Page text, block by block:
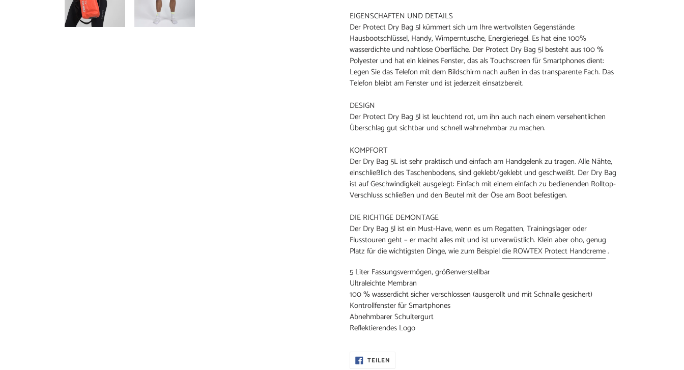
EIGENSCHAFTEN UND DETAILS
Der Protect Dry Bag 5l kümmert sich um Ihre wertvollsten Gegenstände:
Hausbootschlüssel, Handy, Wimperntusche, Energieriegel. Es hat eine 100%
wasserdichte und nahtlose Oberfläche. Der Protect Dry Bag 5l besteht aus 100 %
Polyester und hat ein kleines Fenster, das als Touchscreen für Smartphones dient:
Legen Sie das Telefon mit dem Bildschirm nach außen in das transparente Fach. Das
Telefon bleibt am Fenster und ist jederzeit einsatzbereit.
DESIGN
Der Protect Dry Bag 5l ist leuchtend rot, um ihn auch nach einem versehentlichen
Überschlag gut sichtbar und schnell wahrnehmbar zu machen.
KOMPFORT
Der Dry Bag 5L ist sehr praktisch und einfach am Handgelenk zu tragen. Alle Nähte,
einschließlich des Taschenbodens, sind geklebt/geklebt und geschweißt. Der Dry Bag
ist auf Geschwindigkeit ausgelegt: Einfach mit einem einfach zu bedienenden Rolltop-
Verschluss schließen und den Beutel mit der Öse am Boot befestigen.
DIE RICHTIGE DEMONTAGE
Der Dry Bag 5l ist ein Must-Have, wenn es um Regatten, Trainingslager oder
Flusstouren geht – er macht alles mit und ist unverwüstlich. Klein aber oho, genug
Platz für die wichtigsten Dinge, wie zum Beispieldie ROWTEX Protect Handcreme.
5 Liter Fassungsvermögen, größenverstellbar
Ultraleichte Membran
100 % wasserdicht sicher verschlossen (ausgerollt und mit Schnalle gesichert)
Kontrollfenster für Smartphones
Abnehmbarer Schultergurt
Reflektierendes Logo
TEILENAUF
FACEBOOK